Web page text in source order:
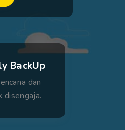
BackUp
dan
disengaja.